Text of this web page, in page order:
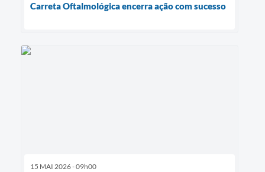
Carreta Oftalmológica encerra ação com sucesso
15 MAI 2026 - 09h00